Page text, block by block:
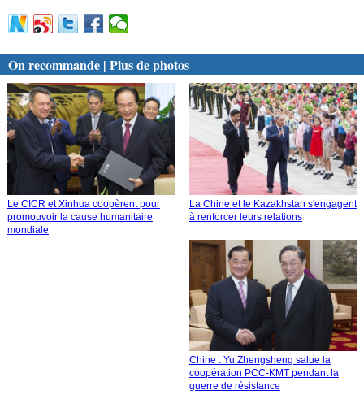
On recommande | Plus de photos
Le CICR et Xinhua coopèrent pour
promouvoir la cause humanitaire
mondiale
La Chine et le Kazakhstan s'engagent
à renforcer leurs relations
Chine : Yu Zhengsheng salue la
coopération PCC-KMT pendant la
guerre de résistance